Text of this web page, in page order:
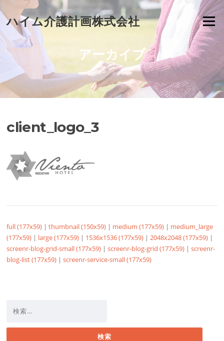
to
content
ハイム介護計画株式会社 Menu
アーカイブ
client_logo_3
full (177x59) |thumbnail (150x59) | medium (177x59) | medium_large
(177x59) | large (177x59) | 1536x1536 (177x59) |2048x2048 (177x59) |
screenr-blog-grid-small (177x59) |screenr-blog-grid (177x59) |screenr-
blog-list (177x59) |screenr-service-small (177x59)
索: